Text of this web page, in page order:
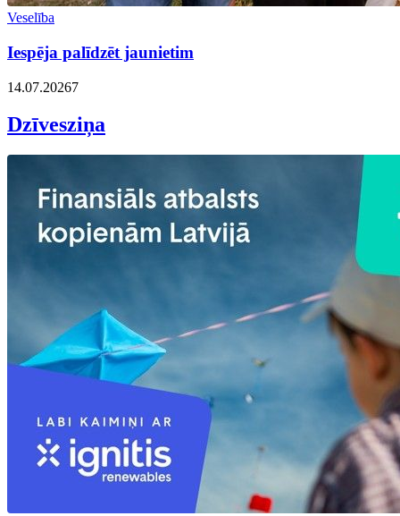
Veselība
Iespēja palīdzēt jaunietim
14.07.20267
Dzīvesziņa